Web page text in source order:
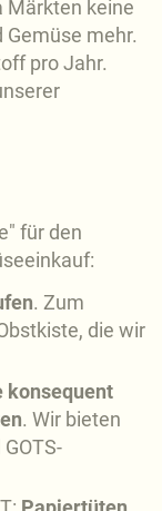
Märkten keine
mehr.
pro Jahr.
für den
. Zum
die wir
konsequent
. Wir bieten